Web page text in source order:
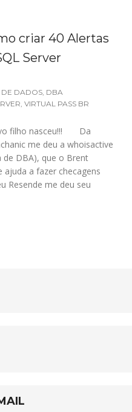
criar 40 Alertas
Server
DADOS, DBA
, VIRTUAL PASS BR
filho nasceu!!! Da
me deu a whoisactive
de DBA), que o Brent
ajuda a fazer checagens
Resende me deu seu